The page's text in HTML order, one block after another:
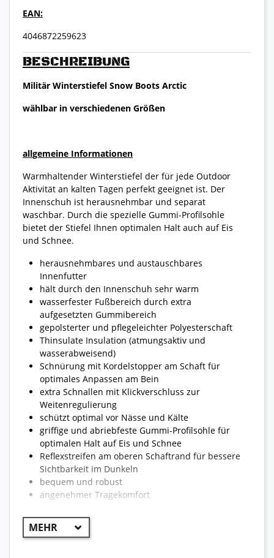
BESCHREIBUNG
Militär Winterstiefel Snow Boots Arctic
wählbar in verschiedenen Größen
allgemeine Informationen
Warmhaltender Winterstiefel der für jede Outdoor
Aktivität an kalten Tagen perfekt geeignet ist. Der
Innenschuh ist herausnehmbar und separat
waschbar. Durch die spezielle Gummi-Profilsohle
bietet der Stiefel Ihnen optimalen Halt auch auf Eis
und Schnee.
herausnehmbares und austauschbares
Innenfutter
hält durch den Innenschuh sehr warm
wasserfester Fußbereich durch extra
aufgesetzten Gummibereich
gepolsterter und pflegeleichter Polyesterschaft
Thinsulate Insulation (atmungsaktiv und
wasserabweisend)
Schnürung mit Kordelstopper am Schaft für
optimales Anpassen am Bein
extra Schnallen mit Klickverschluss zur
Weitenregulierung
schützt optimal vor Nässe und Kälte
griffige und abriebfeste Gummi-Profilsohle für
optimalen Halt auf Eis und Schnee
Reflexstreifen am oberen Schaftrand für bessere
Sichtbarkeit im Dunkeln
bequem und robust
angenehmer Tragekomfort
EAN:
4046872259623